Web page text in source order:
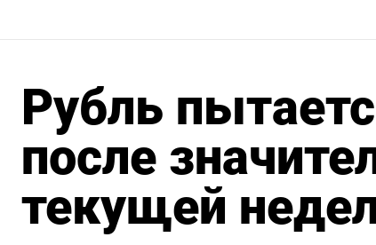
Рубль
после
текущей